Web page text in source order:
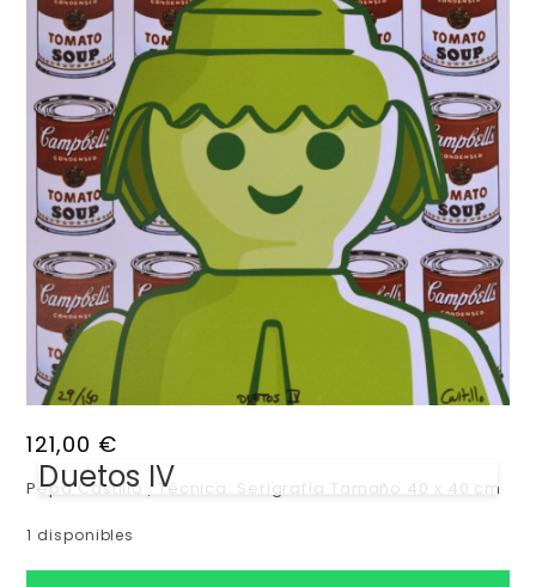
Duetos IV
121,00 €
Pepa Castillo , Técnica: Serigrafía Tamaño 40 x 40 cm
1 disponibles